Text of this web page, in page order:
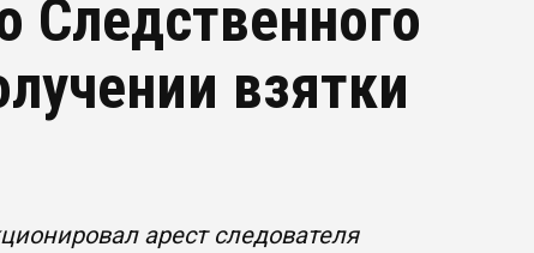
Следственного
взятки
арест следователя